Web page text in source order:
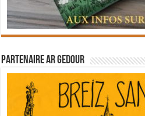
Partenaire Ar Gedour